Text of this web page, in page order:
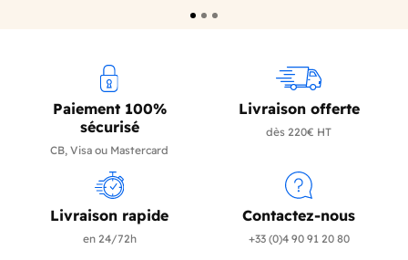
Paiement 100%
sécurisé
CB, Visa ou Mastercard
Livraison offerte
dès 220€ HT
Livraison rapide
en 24/72h
Contactez-nous
+33 (0)4 90 91 20 80